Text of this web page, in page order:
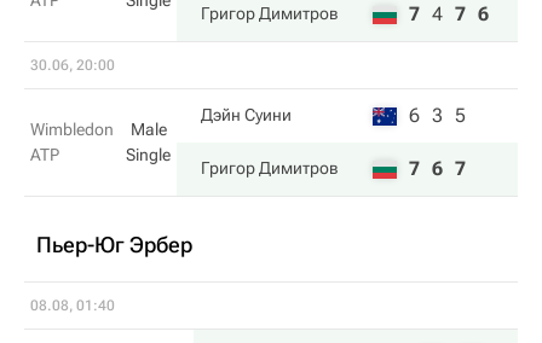
Григор Димитров 7 4 7 6
30.06, 20:00
Wimbledon
ATP
Male
Single
Дэйн Суини 6 3 5
Григор Димитров 7 6 7
Пьер-Юг Эрбер
08.08, 01:40